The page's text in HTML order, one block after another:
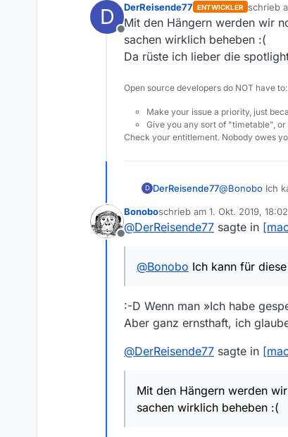
😂
D
Offline
DerReisende77 ENTWICKLER schrieb
zuletzt
Mit den Hängern werden wir
sachen wirklich beheben :(
Da rüste ich lieber die
Open source developers do NOT have to:
Make your issue a priority, just
Give you any sort of "timetable",
Check your entitlement. Nobody owes
D DerReisende77@Bonobo Ich
Offline
Bonoboschrieb am 1. Okt. 2019, 18:02
zuletzt editiert von
@DerReisende77 sagte in
@Bonobo Ich kann für
:-D Wenn man »Ich habe
Aber ganz ernsthaft, ich
@DerReisende77 sagte in
Mit den Hängern werden
sachen wirklich beheben :(